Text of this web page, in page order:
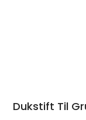
Dukstift Til